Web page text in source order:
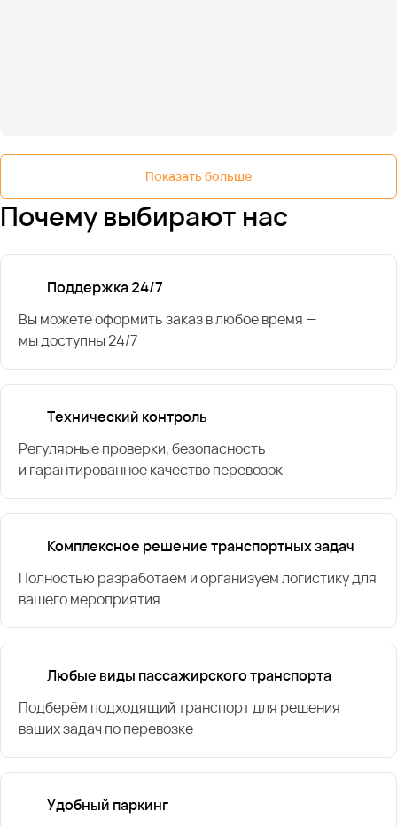
Показать больше
Почему выбирают нас
Поддержка 24/7
Вы можете оформить заказ в любое время —
мы доступны 24/7
Технический контроль
Регулярные проверки, безопасность
и гарантированное качество перевозок
Комплексное решение транспортных задач
Полностью разработаем и организуем логистику для
вашего мероприятия
Любые виды пассажирского транспорта
Подберём подходящий транспорт для решения
ваших задач по перевозке
Удобный паркинг